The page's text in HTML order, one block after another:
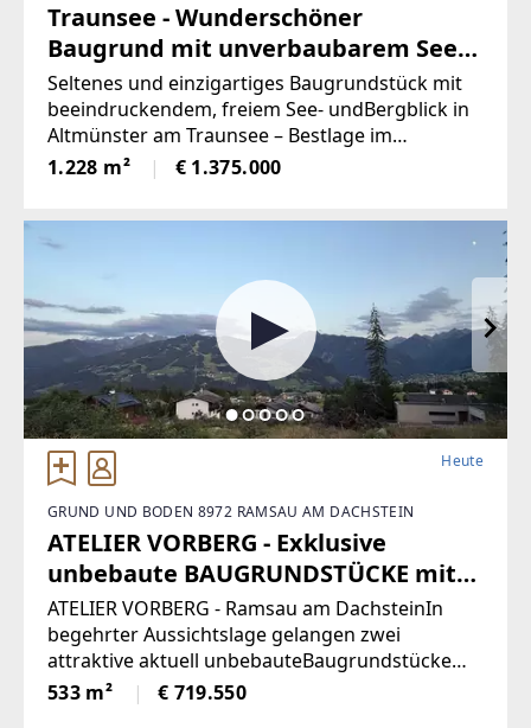
Traunsee - Wunderschöner
Baugrund mit unverbaubarem See-
und Bergblick (Provisionsfrei)
Seltenes und einzigartiges Baugrundstück mit
beeindruckendem, freiem See- undBergblick in
Altmünster am Traunsee – Bestlage im
SalzkammergutLage! Lage! Lage!Dieses
Grundstück befindet sich in absoluter Bestlage –
1.228 m² € 1.375.000
Heute
GRUND UND BODEN 8972 RAMSAU AM DACHSTEIN
ATELIER VORBERG - Exklusive
unbebaute BAUGRUNDSTÜCKE mit
Panorama-Ausblick in Ramsau am
Dachstein (Provisionsfrei)
ATELIER VORBERG - Ramsau am DachsteinIn
begehrter Aussichtslage gelangen zwei
attraktive aktuell unbebauteBaugrundstücke
(Grundstück 3 & 4) mit einer Fläche von 533 bis
587 m² zumVerkauf.• Widmung: WR
533 m² € 719.550